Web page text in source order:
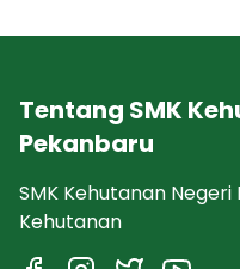
Tentang SMK
Pekanbaru
SMK Kehutanan
Kehutanan